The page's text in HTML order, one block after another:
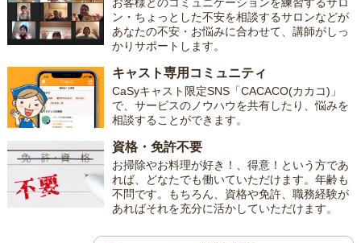
ン・ちょっとした不安を相談するサロンなどが
あなたの不安・お悩みに合わせて、講師がしっ
かりサポートします。
キャスト専用コミュニティ
CaSyキャスト限定SNS「CACACO(カカコ)」
で、サービスのノウハウを共有したり、悩みを
相談することができます。
資格・免許不要
お掃除やお料理が好き！、得意！という方であ
れば、どなたでも働いていただけます。年齢も
不問です。もちろん、資格や免許、職務経験が
あればそれを充分に活かしていただけます。